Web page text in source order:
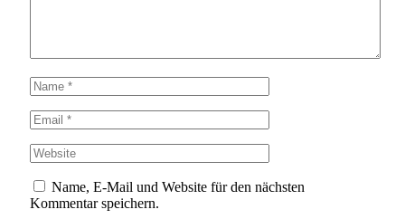
Name, E-Mail und Website für den nächsten
Kommentar speichern.